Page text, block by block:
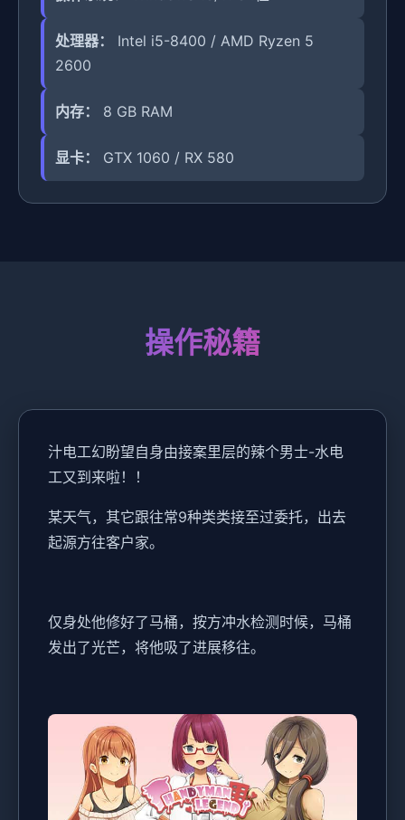
处理器：
Intel i5-8400 / AMD Ryzen 5
2600
内存： 8 GB RAM
显卡： GTX 1060 / RX 580
操作秘籍
汁电工幻盼望自身由接案里层的辣个男士-水电
工又到来啦！！
某天气，其它跟往常9种类类接至过委托，出去
起源方往客户家。
仅身处他修好了马桶，按方冲水检测时候，马桶
发出了光芒，将他吸了进展移往。